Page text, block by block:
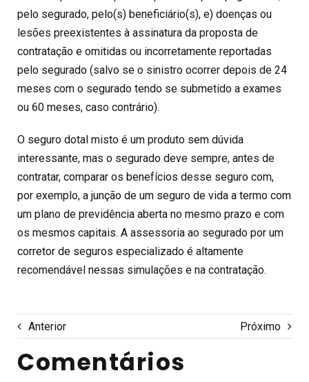
pelo segurado, pelo(s) beneficiário(s), e) doenças ou
lesões preexistentes à assinatura da proposta de
contratação e omitidas ou incorretamente reportadas
pelo segurado (salvo se o sinistro ocorrer depois de 24
meses com o segurado tendo se submetido a exames
ou 60 meses, caso contrário).
O seguro dotal misto é um produto sem dúvida
interessante, mas o segurado deve sempre, antes de
contratar, comparar os benefícios desse seguro com,
por exemplo, a junção de um seguro de vida a termo com
um plano de previdência aberta no mesmo prazo e com
os mesmos capitais. A assessoria ao segurado por um
corretor de seguros especializado é altamente
recomendável nessas simulações e na contratação.
Anterior Próximo
Comentários